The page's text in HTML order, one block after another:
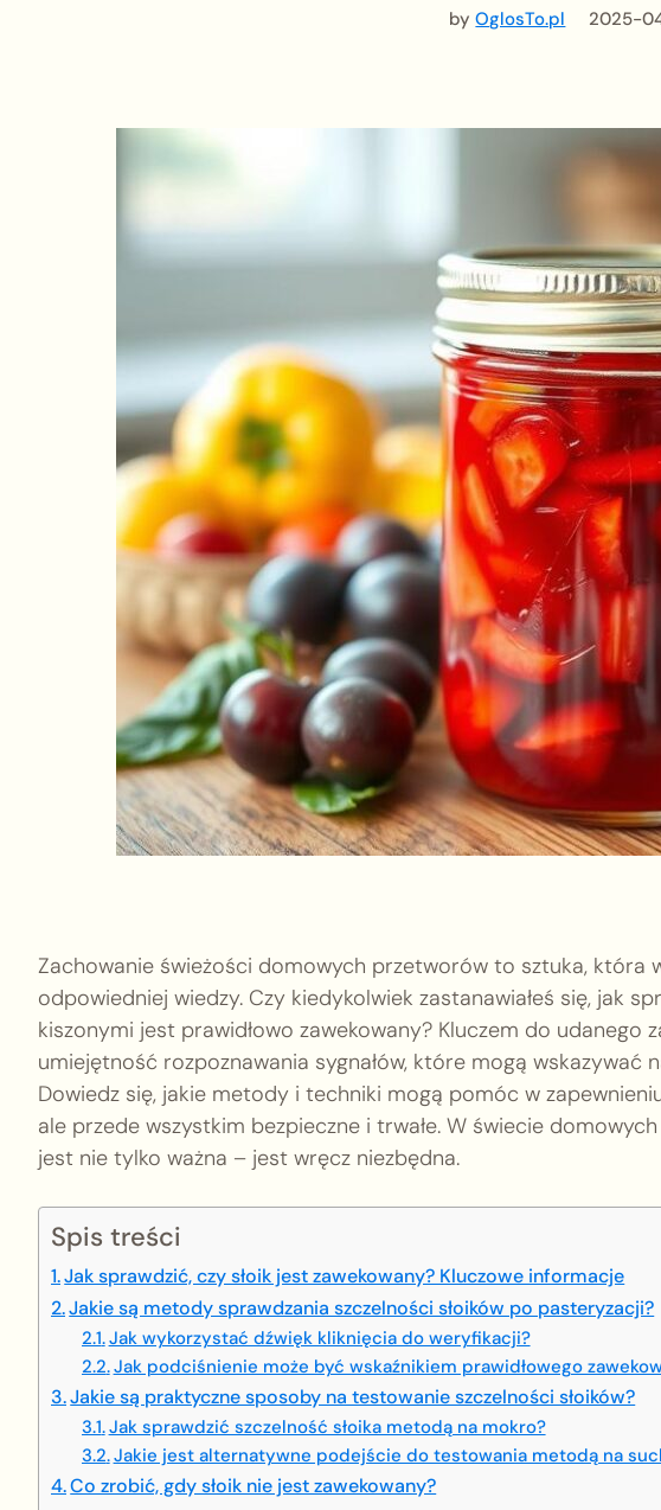
byOglosTo.pl 2025-
Zachowanie świeżości domowych przetworów to sztuka, która
odpowiedniej wiedzy. Czy kiedykolwiek zastanawiałeś się, jak
kiszonymi jest prawidłowo zawekowany? Kluczem do
umiejętność rozpoznawania sygnałów, które mogą wskazywać
Dowiedz się, jakie metody i techniki mogą pomóc w
ale przede wszystkim bezpieczne i trwałe. W świecie
jest nie tylko ważna – jest wręcz niezbędna.
Spis treści
Jak sprawdzić, czy słoik jest zawekowany? Kluczowe informacje
Jakie są metody sprawdzania szczelności słoików po pasteryzacji?
Jak wykorzystać dźwięk kliknięcia do weryfikacji?
Jak podciśnienie może być wskaźnikiem prawidłowego
Jakie są praktyczne sposoby na testowanie szczelności słoików?
Jak sprawdzić szczelność słoika metodą na mokro?
Jakie jest alternatywne podejście do testowania metodą na
Co zrobić, gdy słoik nie jest zawekowany?